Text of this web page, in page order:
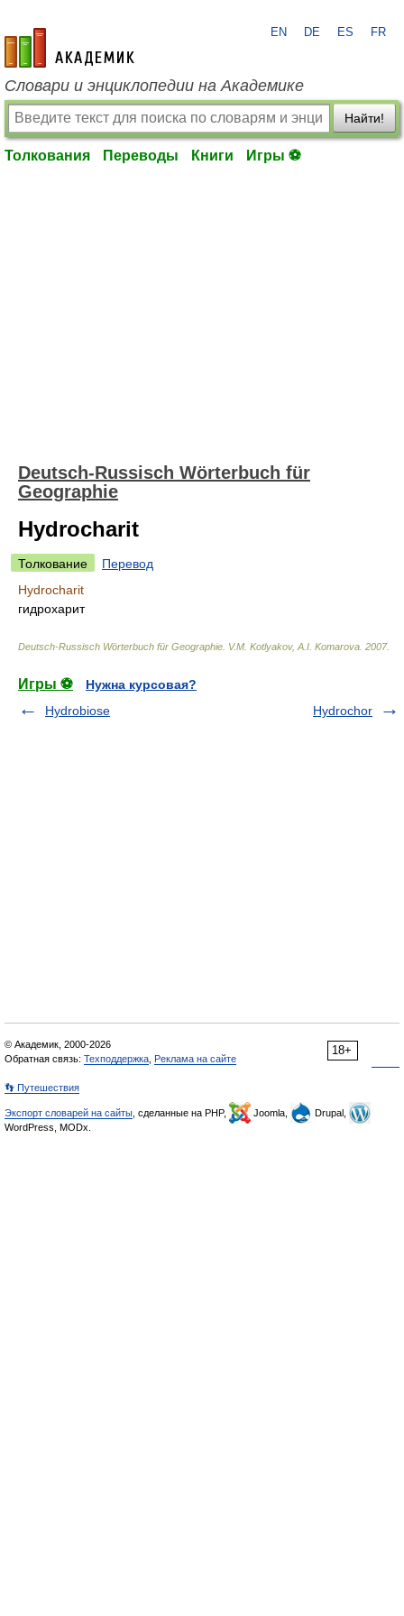
academic.ru
EN DE ES FR
Словари и энциклопедии на Академике
Найти!
Толкования Переводы Книги Игры ⚽
Deutsch-Russisch Wörterbuch für
Geographie
Hydrocharit
Толкование
Перевод
Hydrocharit
гидрохарит
Deutsch-Russisch Wörterbuch für Geographie V.M. Kotlyakov, A.I. Komarova 2007.
Игры ⚽
Нужна курсовая?
Hydrobiose
Hydrochor
18+
© Академик, 2000-2026
Обратная связь: Техподдержка Реклама на сайте
👣 Путешествия
Экспорт словарей на сайты , сделанные на PHP, Joomla,
Drupal,
WordPress, MODx.